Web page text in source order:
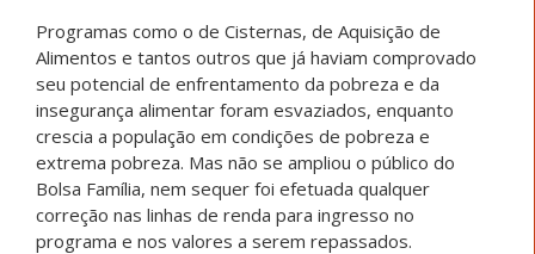
Programas como o de Cisternas, de Aquisição de
Alimentos e tantos outros que já haviam comprovado
seu potencial de enfrentamento da pobreza e da
insegurança alimentar foram esvaziados, enquanto
crescia a população em condições de pobreza e
extrema pobreza. Mas não se ampliou o público do
Bolsa Família, nem sequer foi efetuada qualquer
correção nas linhas de renda para ingresso no
programa e nos valores a serem repassados.